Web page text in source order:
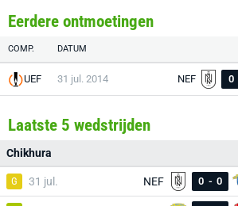
Eerdere ontmoetingen
COMP. DATUM
UEF 31 jul. 2014 NEF 0
Laatste 5 wedstrijden
Chikhura
G 31 jul. NEF 0 - 0